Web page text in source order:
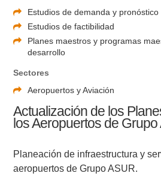
Estudios de demanda y pronóstico
Estudios de factibilidad
Planes maestros y programas
desarrollo
Sectores
Aeropuertos y Aviación
Actualización de los
los Aeropuertos de Grupo
Planeación de infraestructura y
aeropuertos de Grupo ASUR.